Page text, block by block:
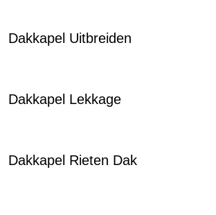
Dakkapel Uitbreiden
Dakkapel Lekkage
Dakkapel Rieten Dak